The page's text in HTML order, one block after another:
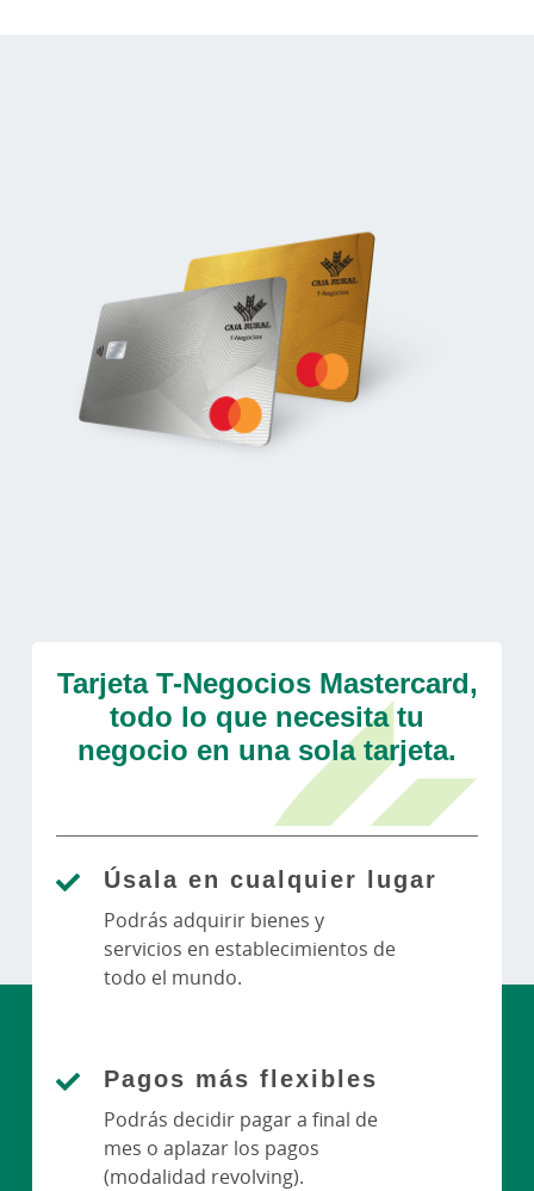
Tarjeta T-Negocios Mastercard,
todo lo que necesita tu
negocio en una sola tarjeta.
Úsala en cualquier lugar
Podrás adquirir bienes y
servicios en establecimientos de
todo el mundo.
Pagos más flexibles
Podrás decidir pagar a final de
mes o aplazar los pagos
(modalidad revolving).